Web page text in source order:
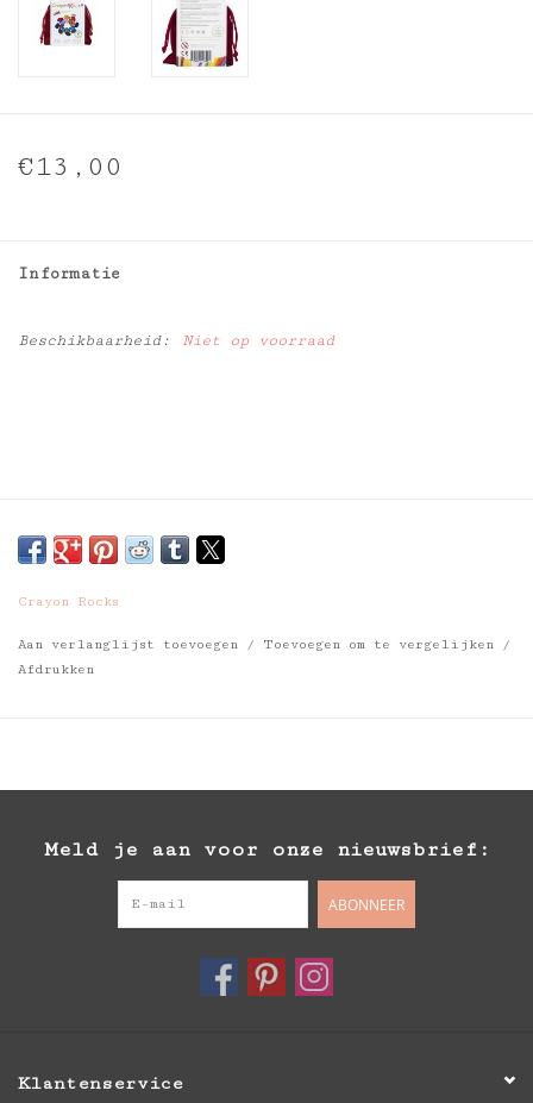
€13,00
Informatie
Beschikbaarheid: Niet op voorraad
Crayon Rocks
Aan verlanglijst toevoegen / Toevoegen om te vergelijken
/
Afdrukken
Meld je aan voor onze nieuwsbrief:
ABONNEER
Klantenservice